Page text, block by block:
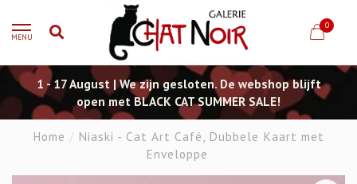
MENU
0
1 - 17 August | We zijn gesloten. De webshop blijft
open met BLACK CAT SUMMER SALE!
Home / Niaski - Cat Art Café, Dubbele Kaart met
Enveloppe